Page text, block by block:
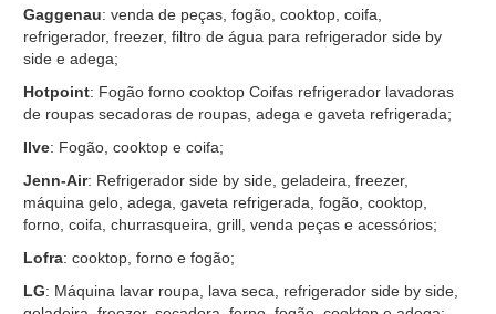
Gaggenau: venda de peças, fogão, cooktop, coifa,
refrigerador, freezer, filtro de água para refrigerador side by
side e adega;
Hotpoint: Fogão forno cooktop Coifas refrigerador lavadoras
de roupas secadoras de roupas, adega e gaveta refrigerada;
Ilve: Fogão, cooktop e coifa;
Jenn-Air: Refrigerador side by side, geladeira, freezer,
máquina gelo, adega, gaveta refrigerada, fogão, cooktop,
forno, coifa, churrasqueira, grill, venda peças e acessórios;
Lofra: cooktop, forno e fogão;
LG: Máquina lavar roupa, lava seca, refrigerador side by side,